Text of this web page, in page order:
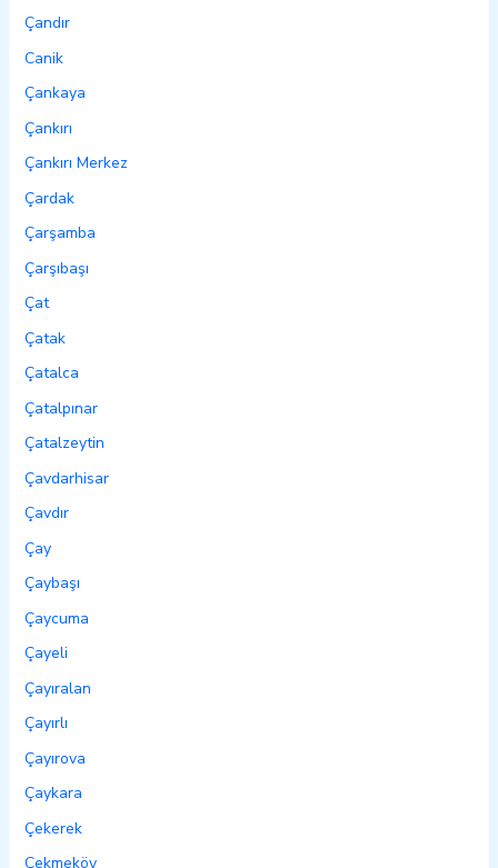
Çandır
Canik
Çankaya
Çankırı
Çankırı Merkez
Çardak
Çarşamba
Çarşıbaşı
Çat
Çatak
Çatalca
Çatalpınar
Çatalzeytin
Çavdarhisar
Çavdır
Çay
Çaybaşı
Çaycuma
Çayeli
Çayıralan
Çayırlı
Çayırova
Çaykara
Çekerek
Çekmeköy